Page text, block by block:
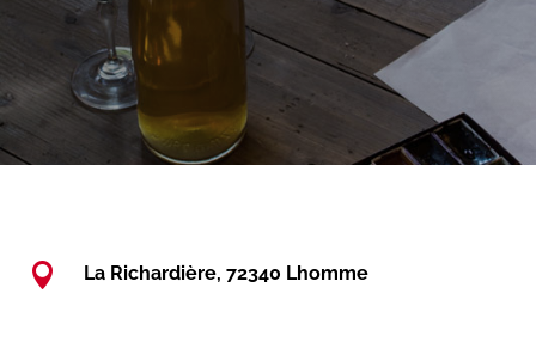
 La Richardière, 72340 Lhomme